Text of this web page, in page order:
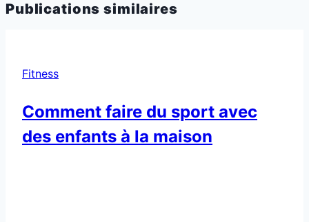
Publications similaires
Fitness
Comment faire du sport avec
des enfants à la maison